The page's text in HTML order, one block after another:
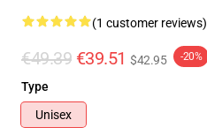
(1 customer reviews)
€49.39 €39.51 $42.95 -20%
Type
Unisex